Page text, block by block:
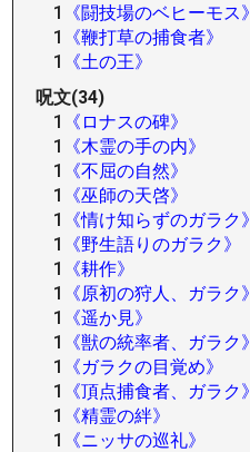
1
《闘技場のベヒーモス》
1
《鞭打草の捕食者》
1
《土の王》
呪文(34)
1
《ロナスの碑》
1
《木霊の手の内》
1
《不屈の自然》
1
《巫師の天啓》
1
《情け知らずのガラク》
1
《野生語りのガラク》
1
《耕作》
1
《原初の狩人、ガラク》
1
《遥か見》
1
《獣の統率者、ガラク》
1
《ガラクの目覚め》
1
《頂点捕食者、ガラク》
1
《精霊の絆》
1
《ニッサの巡礼》